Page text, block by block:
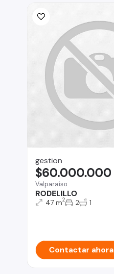
gestion
Valparaíso
RODELILLO
$60.000.000
47 m2 2 1
Contactar ahora